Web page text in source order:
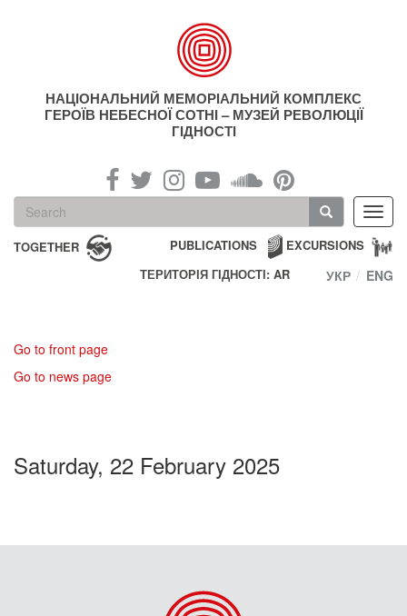
НАЦІОНАЛЬНИЙ МЕМОРІАЛЬНИЙ КОМПЛЕКС
ГЕРОЇВ НЕБЕСНОЇ СОТНІ – МУЗЕЙ РЕВОЛЮЦІЇ
ГІДНОСТІ
Search
form
Search
TOGETHER EXCURSIONS
PUBLICATIONS
ТЕРИТОРІЯ ГІДНОСТІ: AR
УКР ENG
Go to front page
Go to news page
Saturday, 22 February 2025